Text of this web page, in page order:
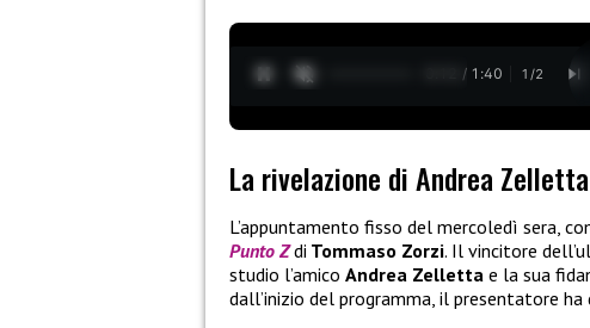
0:13 / 1:40 1 /2
La rivelazione di Andrea Zelletta
L’appuntamento fisso del mercoledì sera,
Punto Zdi Tommaso Zorzi. Il vincitore
studio l’amico Andrea Zelletta e la sua
dall’inizio del programma, il presentatore